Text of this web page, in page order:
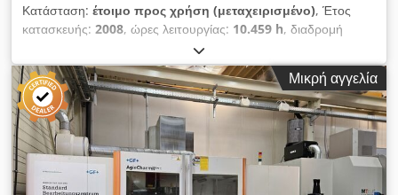
Κατάσταση: έτοιμο προς χρήση (μεταχειρισμένο), Έτος
κατασκευής: 2008, ώρες λειτουργίας: 10.459 h, διαδρομή
, διαδρομή άξονα Y:
άξονα Z:500 χιλ., κατασκευαστής ελεγκτών:FANUC, μοντέλο
ελεγκτή:18i, αριθμός αξόνων:4, Αυτό το κάθετο κέντρο
μηχανουργικής κατεργασίας 4 αξόνων, μοντέλο EMCO MC
120-60, κατασκευάστηκε το 2008. Διαθέτει διαδρομή 1200 mm
στον άξονα X, 600 mm στον άξονα Y και 500 mm στον άξονα
Z. Το μηχάνημα είναι εξοπλισμένο με σύστημα ελέγχου Fanuc
18i και αποθήκη εργαλείων με 30 θέσεις. Στο πακέτο
Μικρή αγγελία